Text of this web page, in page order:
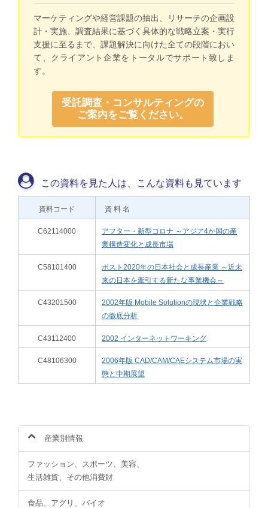
マーケティングや経営課題の抽出、リサーチの企画設
計・実施、調査結果に基づく具体的な戦略立案・実行
支援に至るまで、課題解決に向けた全ての段階におい
て、クライアント企業をトータルでサポート致しま
す。
受託調査・コンサルティングの
ご案内をご覧ください。
この資料を見た人は、こんな資料も見ています
資料コード 資 料 名
C62114000
アフター・新型コロナ ～アジア4か国の産
業構造変化と成長市場
C58101400
ポスト2020年の日本社会と成長産業 ～近未
来の日本を牽引する新たな事業機会～
C43201500
2002年版 Mobile Solutionの現状と企業戦略
の徹底分析
C43112400 2002 インターネットワーキング
C48106300
2006年版 CAD/CAM/CAEシステム市場の実
態と中期展望
産業別情報
ファッション、スポーツ、美容、
生活雑貨、その他消費財
食品、アグリ、バイオ